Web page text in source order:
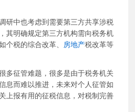
研中也考虑到需要第三方共享涉税
其明确规定第三方机构需向税务机
个税的综合改革、 房地产税改革等
多征管难题，很多是由于税务机关
息而难以推进，未来对个人征管如
上报有用的征税信息，对税制完善